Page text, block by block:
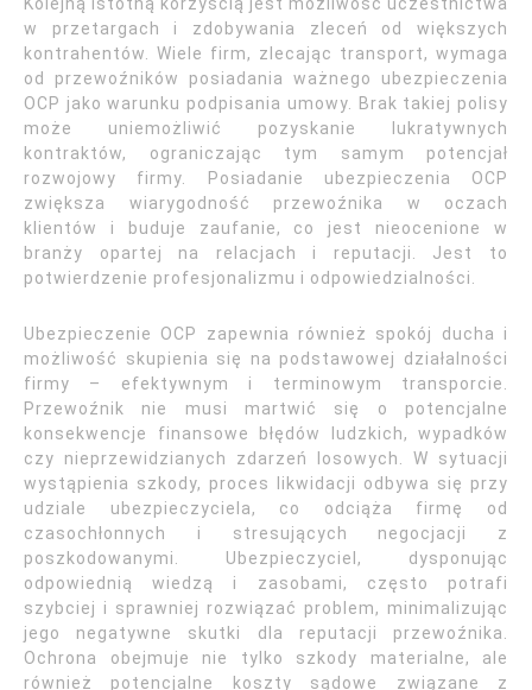
w przetargach i zdobywania zleceń od większych
kontrahentów. Wiele firm, zlecając transport, wymaga
od przewoźników posiadania ważnego ubezpieczenia
OCP jako warunku podpisania umowy. Brak takiej polisy
może uniemożliwić pozyskanie lukratywnych
kontraktów, ograniczając tym samym potencjał
rozwojowy firmy. Posiadanie ubezpieczenia OCP
zwiększa wiarygodność przewoźnika w oczach
klientów i buduje zaufanie, co jest nieocenione w
branży opartej na relacjach i reputacji. Jest to
potwierdzenie profesjonalizmu i odpowiedzialności.
Ubezpieczenie OCP zapewnia również spokój ducha i
możliwość skupienia się na podstawowej działalności
firmy – efektywnym i terminowym transporcie.
Przewoźnik nie musi martwić się o potencjalne
konsekwencje finansowe błędów ludzkich, wypadków
czy nieprzewidzianych zdarzeń losowych. W sytuacji
wystąpienia szkody, proces likwidacji odbywa się przy
udziale ubezpieczyciela, co odciąża firmę od
czasochłonnych i stresujących negocjacji z
poszkodowanymi. Ubezpieczyciel, dysponując
odpowiednią wiedzą i zasobami, często potrafi
szybciej i sprawniej rozwiązać problem, minimalizując
jego negatywne skutki dla reputacji przewoźnika.
Ochrona obejmuje nie tylko szkody materialne, ale
również potencjalne koszty sądowe związane z